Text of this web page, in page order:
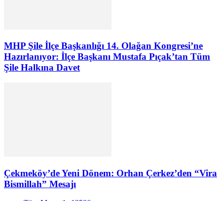
MHP Şile İlçe Başkanlığı 14. Olağan Kongresi’ne
Hazırlanıyor: İlçe Başkanı Mustafa Pıçak’tan Tüm
Şile Halkına Davet
Çekmeköy’de Yeni Dönem: Orhan Çerkez’den “Vira
Bismillah” Mesajı